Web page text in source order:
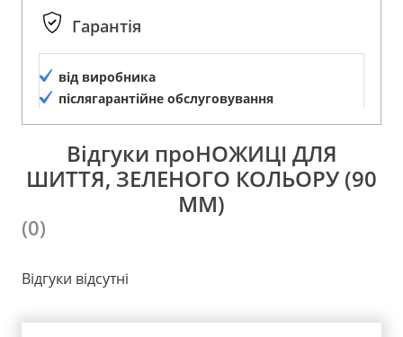
Гарантія
від виробника
післягарантійне обслуговування
Відгуки проНОЖИЦІ ДЛЯ
ШИТТЯ, ЗЕЛЕНОГО КОЛЬОРУ (90
ММ)
(0)
Відгуки відсутні